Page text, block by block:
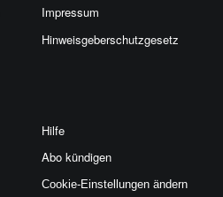
Impressum
Hinweis­geber­schutz­gesetz
Hilfe
Abo kündigen
Cookie-Einstellungen ändern